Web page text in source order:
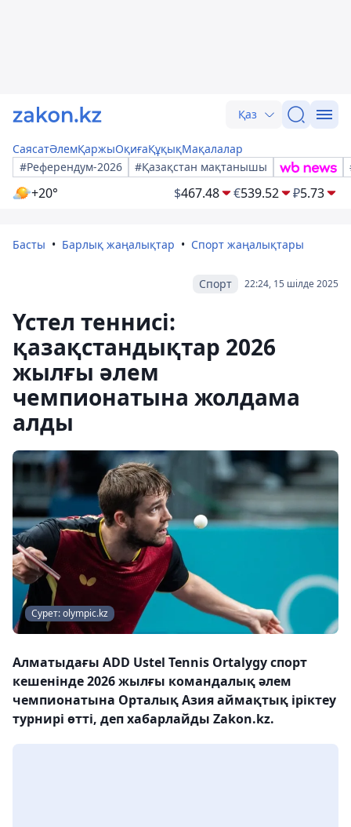
Қаз
СаясатӘлемҚаржыОқиғаҚұқықМақалалар
#Референдум-2026
#Қазақстан мақтанышы
+20° $467.48 €539.52 ₽5.73
Басты Барлық жаңалықтар Спорт жаңалықтары
22:24, 15 шілде 2025
Спорт
Үстел теннисі:
қазақстандықтар 2026
жылғы әлем
чемпионатына жолдама
алды
Сурет: olympic.kz
Алматыдағы ADD Ustel Tennis Ortalygy спорт
кешенінде 2026 жылғы командалық әлем
чемпионатына Орталық Азия аймақтық іріктеу
турнирі өтті, деп хабарлайды Zakon.kz.